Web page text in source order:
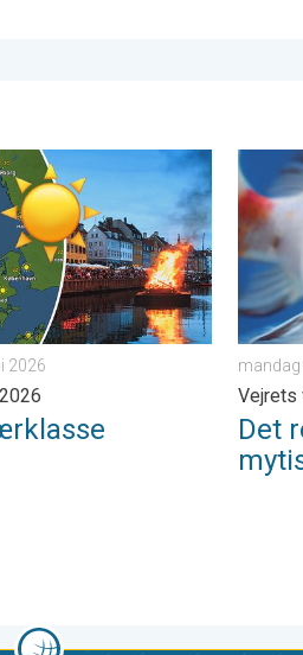
5. juni 2026
Sankthansaften 2026. . . tirsdag
2026
Det
mandag
Vejrets
Det